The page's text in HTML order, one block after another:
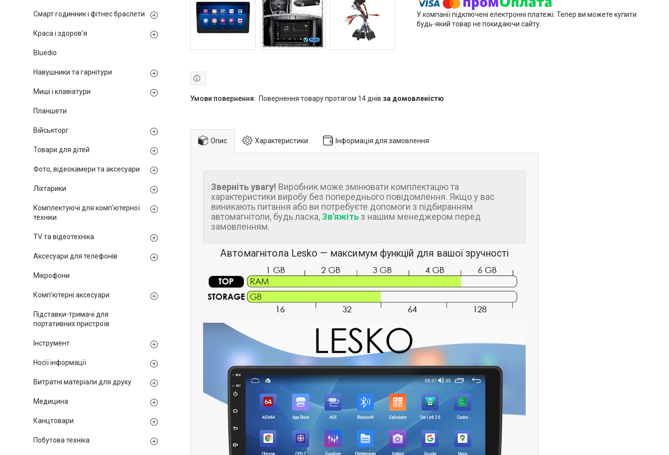
У компанії підключені електронні платежі. Тепер ви можете купити
будь-який товар не покидаючи сайту.
повернення товару протягом 14 днів за домовленістю
Опис Характеристики Інформація для замовлення
Зверніть увагу! Виробник може змінювати комплектацію та
характеристики виробу без попереднього повідомлення. Якщо у вас
виникають питання або ви потребуєте допомоги з підбиранням
автомагнітоли, будь ласка,Зв'яжітьз нашим менеджером перед
замовленням.
Автомагнітола Lesko — максимум функцій для вашої зручності
Смарт годинник і фітнес браслети
Краса і здоров'я
Bluedio
Навушники та гарнітури
Миші і клавіатури
Планшети
Військторг
Товари для дітей
Фото, відеокамери та аксесуари
Ліхтарики
Комплектуючі для комп'ютерної
техніки
TV та відеотехніка
Аксесуари для телефонів
Мікрофони
Комп'ютерні аксесуари
Підставки-тримачі для
портативних пристроїв
Інструмент
Носії інформації
Витратні матеріали для друку
Медицина
Канцтовари
Побутова техніка